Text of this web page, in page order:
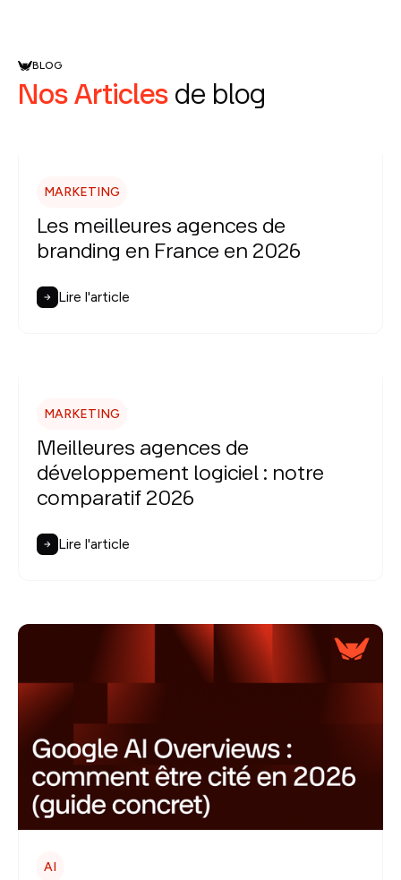
BLOG
Nos Articles de blog
MARKETING
Les meilleures agences de
branding en France en 2026
Lire l'article
MARKETING
Meilleures agences de
développement logiciel : notre
comparatif 2026
Lire l'article
AI